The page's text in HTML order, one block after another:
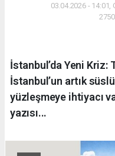
03.04.2026 - 14:01,
İstanbul’da Yeni Kriz:
İstanbul’un artık
yüzleşmeye ihtiyacı
yazısı...